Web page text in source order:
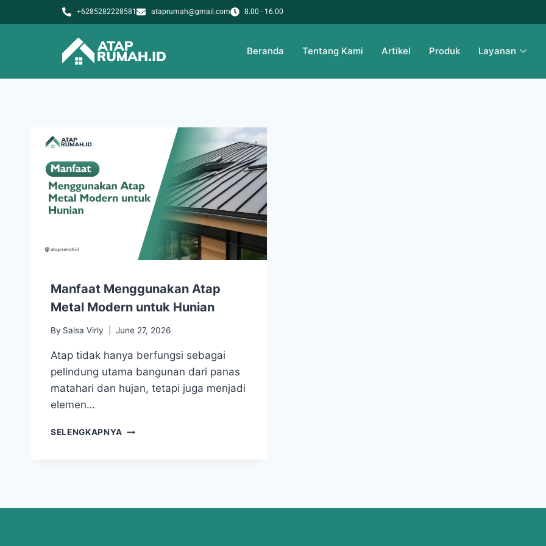
+6285282228581 ataprumah@gmail.com 8.00 - 16.00
Beranda Tentang Kami Artikel Produk Layanan
Manfaat Menggunakan Atap
Metal Modern untuk Hunian
By Salsa Virly June 27, 2026
Atap tidak hanya berfungsi sebagai
pelindung utama bangunan dari panas
matahari dan hujan, tetapi juga menjadi
elemen…
SELENGKAPNYA